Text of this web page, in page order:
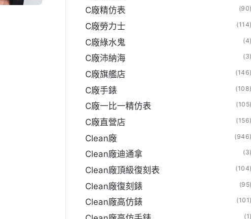
C廠精仿表
C廠勞力士
C廠綠水鬼
C廠沛納海
C廠旗艦店
C廠手錶
C廠一比一精仿表
C廠直營店
Clean廠
Clean廠迪通拿
Clean廠頂級復刻表
Clean廠復刻錶
Clean廠高仿錶